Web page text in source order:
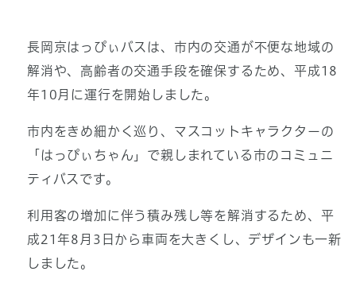
長岡京はっぴぃバスは、市内の交通が不便な地域の
解消や、高齢者の交通手段を確保するため、平成18
年10月に運行を開始しました。
市内をきめ細かく巡り、マスコットキャラクターの
「はっぴぃちゃん」で親しまれている市のコミュニ
ティバスです。
利用客の増加に伴う積み残し等を解消するため、平
成21年8月3日から車両を大きくし、デザインも一新
しました。